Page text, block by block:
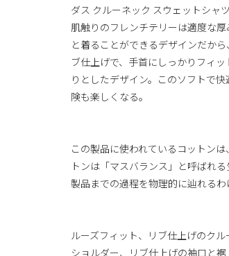
ダス クルーネック スウェットシャ
肌触りのフレンチテリーは適度な
と着ることができるデザインだか
ブ仕上げで、手首にしっかりフィ
りとしたデザイン。このソフトで
険も楽しくなる。
この製品に使われているコットン
トンは「マスバランス」と呼ばれ
製品までの過程を物理的に辿れるわ
ルーズフィット、リブ仕上げのク
ショルダー、リブ仕上げの袖口と裾